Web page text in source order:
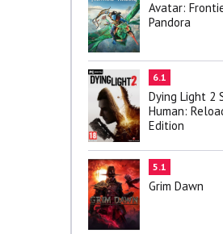
Avatar:
Pandora
6.1
Dying Light 2
Human:
Edition
5.1
Grim Dawn